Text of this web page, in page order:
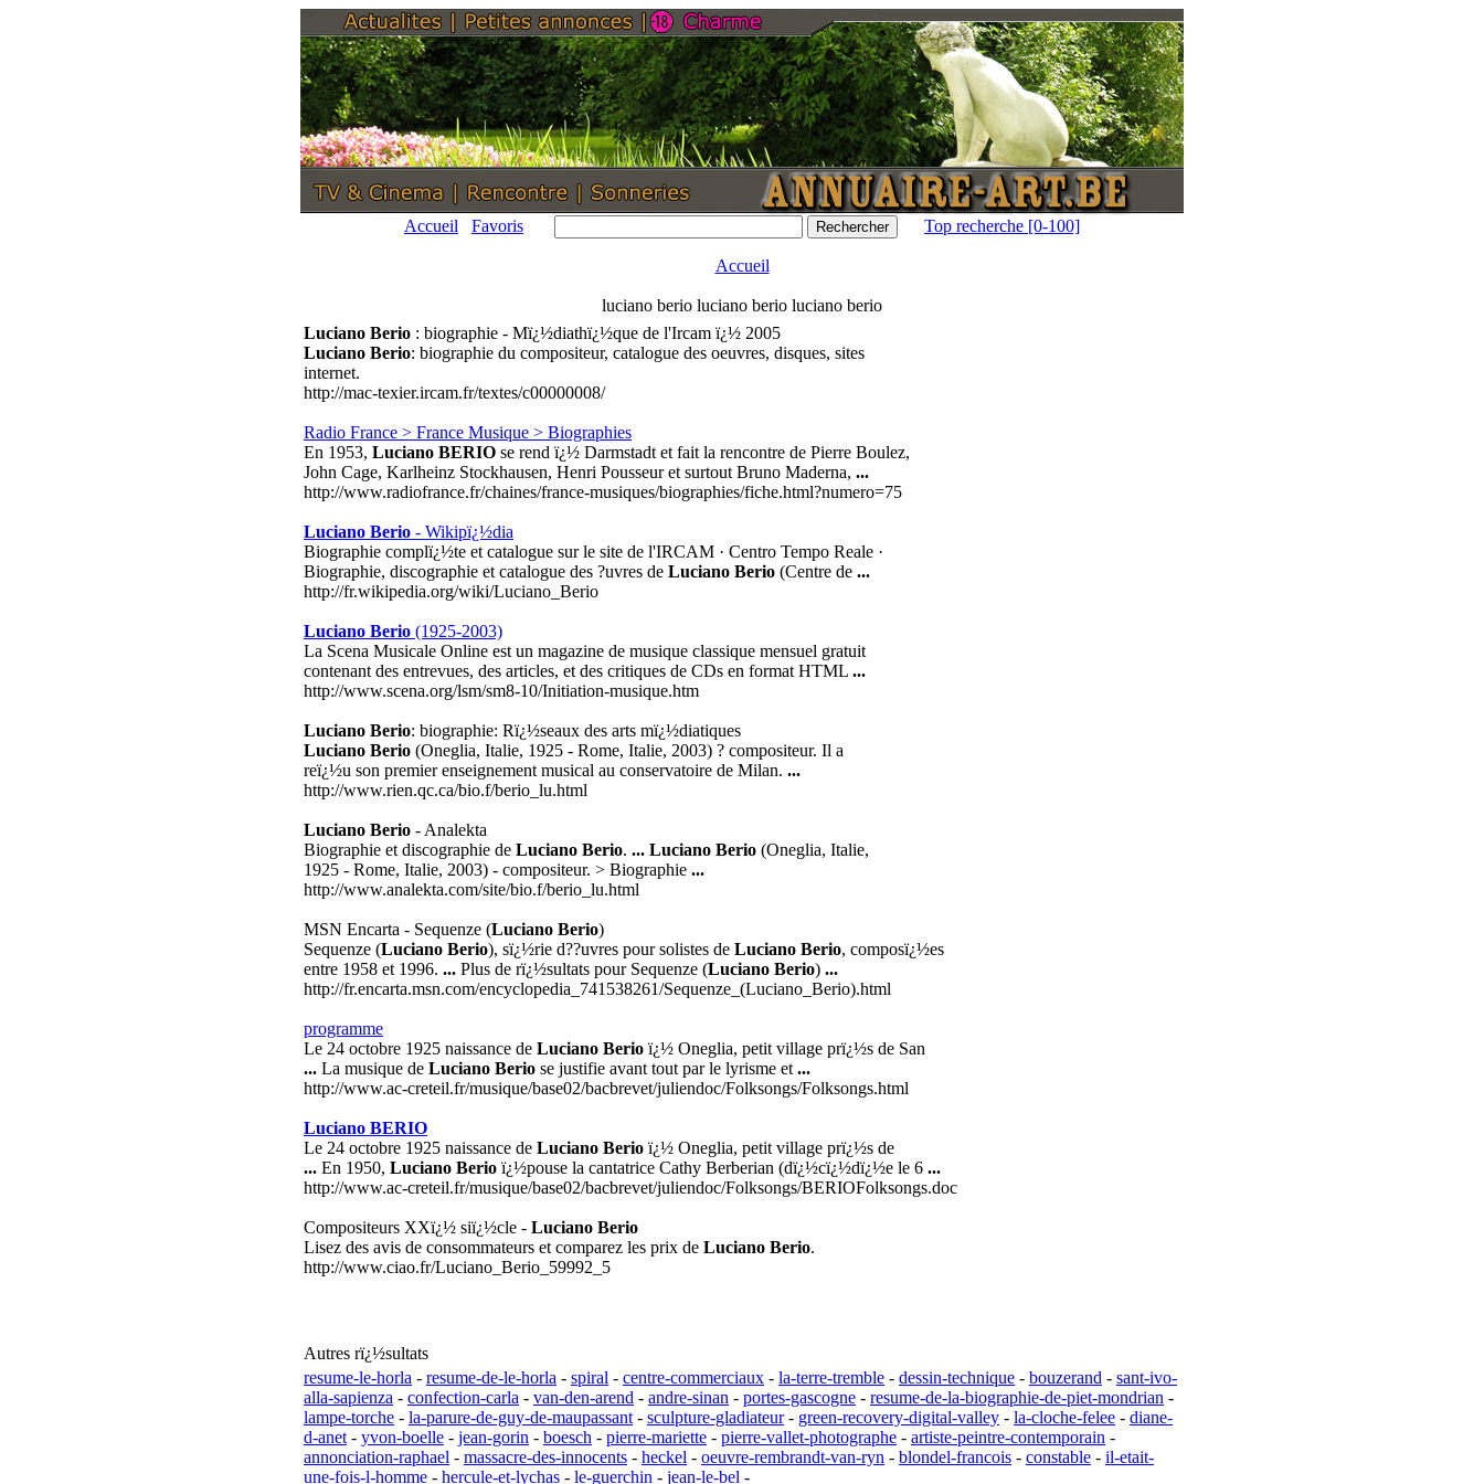
Accueil Favoris Top recherche [0-100]
Accueil
luciano berio luciano berio luciano berio
Luciano Berio : biographie - Mï¿½diathï¿½que de l'Ircam ï¿½ 2005
Luciano Berio: biographie du compositeur, catalogue des oeuvres, disques, sites
internet.
http://mac-texier.ircam.fr/textes/c00000008/
Radio France > France Musique > Biographies
En 1953, Luciano BERIO se rend ï¿½ Darmstadt et fait la rencontre de Pierre Boulez,
John Cage, Karlheinz Stockhausen, Henri Pousseur et surtout Bruno Maderna, ...
http://www.radiofrance.fr/chaines/france-musiques/biographies/fiche.html?numero=75
Luciano Berio - Wikipï¿½dia
Biographie complï¿½te et catalogue sur le site de l'IRCAM · Centro Tempo Reale ·
Biographie, discographie et catalogue des ?uvres de Luciano Berio (Centre de ...
http://fr.wikipedia.org/wiki/Luciano_Berio
Luciano Berio (1925-2003)
La Scena Musicale Online est un magazine de musique classique mensuel gratuit
contenant des entrevues, des articles, et des critiques de CDs en format HTML ...
http://www.scena.org/lsm/sm8-10/Initiation-musique.htm
Luciano Berio: biographie: Rï¿½seaux des arts mï¿½diatiques
Luciano Berio (Oneglia, Italie, 1925 - Rome, Italie, 2003) ? compositeur. Il a
reï¿½u son premier enseignement musical au conservatoire de Milan. ...
http://www.rien.qc.ca/bio.f/berio_lu.html
Luciano Berio - Analekta
Biographie et discographie de Luciano Berio. ... Luciano Berio (Oneglia, Italie,
1925 - Rome, Italie, 2003) - compositeur. > Biographie ...
http://www.analekta.com/site/bio.f/berio_lu.html
MSN Encarta - Sequenze (Luciano Berio)
Sequenze (Luciano Berio), sï¿½rie d??uvres pour solistes de Luciano Berio, composï¿½es
entre 1958 et 1996. ... Plus de rï¿½sultats pour Sequenze (Luciano Berio) ...
http://fr.encarta.msn.com/encyclopedia_741538261/Sequenze_(Luciano_Berio).html
programme
Le 24 octobre 1925 naissance de Luciano Berio ï¿½ Oneglia, petit village prï¿½s de San
... La musique de Luciano Berio se justifie avant tout par le lyrisme et ...
http://www.ac-creteil.fr/musique/base02/bacbrevet/juliendoc/Folksongs/Folksongs.html
Luciano BERIO
Le 24 octobre 1925 naissance de Luciano Berio ï¿½ Oneglia, petit village prï¿½s de
... En 1950, Luciano Berio ï¿½pouse la cantatrice Cathy Berberian (dï¿½cï¿½dï¿½e le 6 ...
http://www.ac-creteil.fr/musique/base02/bacbrevet/juliendoc/Folksongs/BERIOFolksongs.doc
Compositeurs XXï¿½ siï¿½cle - Luciano Berio
Lisez des avis de consommateurs et comparez les prix de Luciano Berio.
http://www.ciao.fr/Luciano_Berio_59992_5
Autres rï¿½sultats
resume-le-horla - resume-de-le-horla - spiral - centre-commerciaux - la-terre-tremble - dessin-technique - bouzerand - sant-ivo-
alla-sapienza - confection-carla - van-den-arend - andre-sinan - portes-gascogne - resume-de-la-biographie-de-piet-mondrian -
lampe-torche - la-parure-de-guy-de-maupassant - sculpture-gladiateur- green-recovery-digital-valley - la-cloche-felee - diane-
d-anet - yvon-boelle - jean-gorin - boesch - pierre-mariette - pierre-vallet-photographe - artiste-peintre-contemporain -
annonciation-raphael - massacre-des-innocents - heckel - oeuvre-rembrandt-van-ryn - blondel-francois - constable - il-etait-
une-fois-l-homme - hercule-et-lychas - le-guerchin - jean-le-bel -